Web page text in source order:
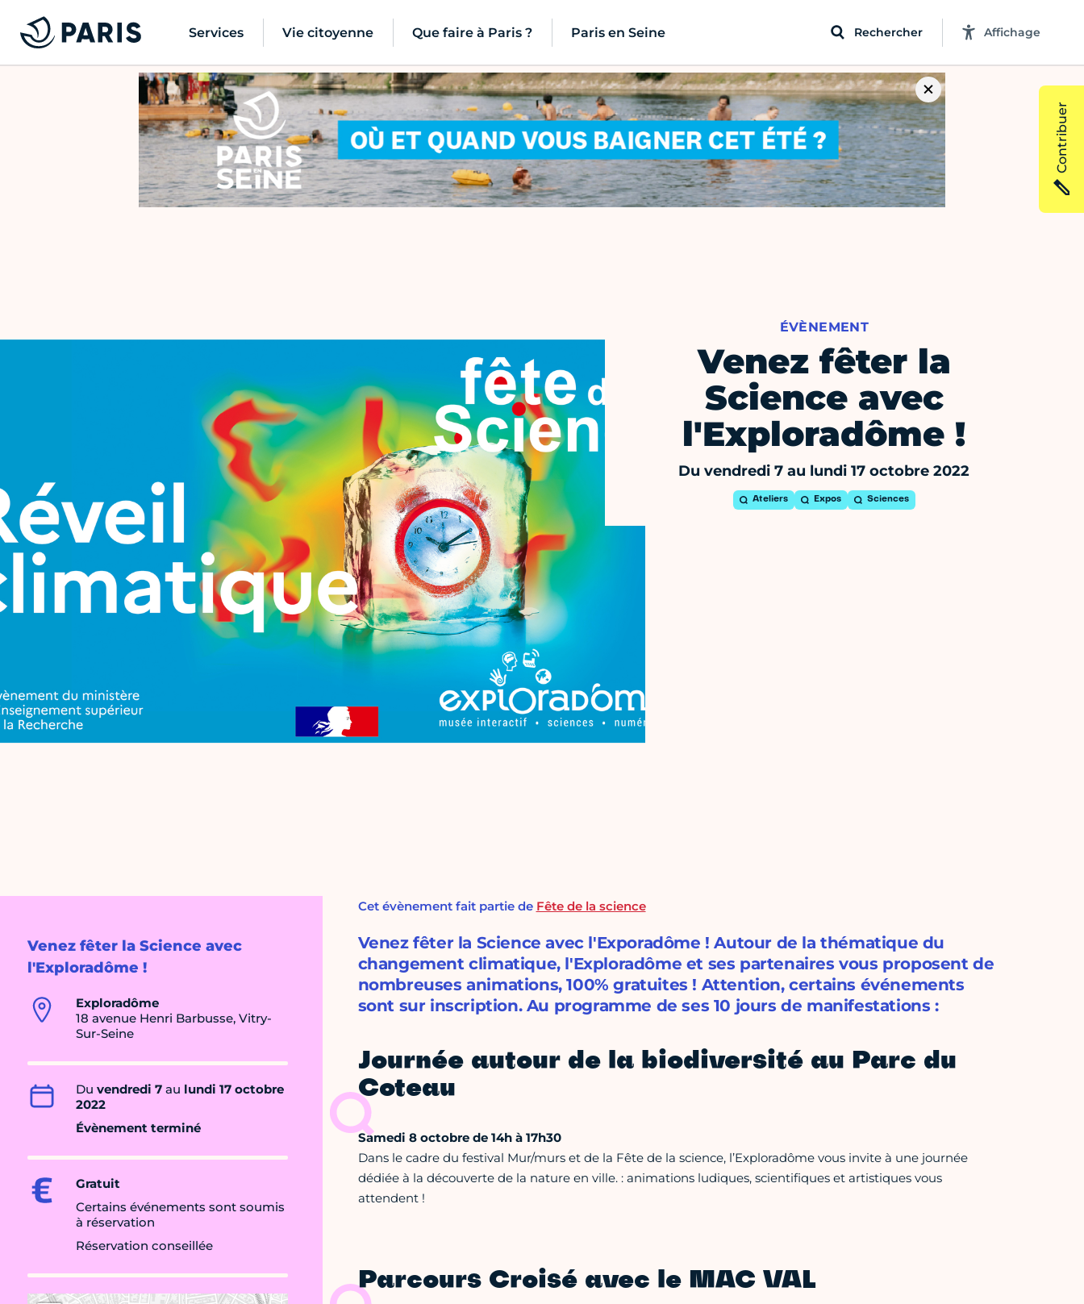
Services Vie citoyenne Que faire à Paris ? Paris en Seine Rechercher Affichage
ÉVÈNEMENT
Venez fêter la
Science avec
l'Exploradôme !
Du vendredi 7 au lundi 17 octobre 2022
Ateliers Expos Sciences
Venez fêter la Science avec
l'Exploradôme !
Exploradôme
18 avenue Henri Barbusse, Vitry-
Sur-Seine
Du vendredi 7 au lundi 17 octobre
2022
Évènement terminé
Gratuit
Certains événements sont soumis
à réservation
Réservation conseillée
Cet évènement fait partie de Fête de la science
Venez fêter la Science avec l'Exporadôme ! Autour de la thématique du
changement climatique, l'Exploradôme et ses partenaires vous proposent de
nombreuses animations, 100% gratuites ! Attention, certains événements
sont sur inscription. Au programme de ses 10 jours de manifestations :
Journée autour de la biodiversité au Parc du
Coteau
Samedi 8 octobre de 14h à 17h30
Dans le cadre du festival Mur/murs et de la Fête de la science, l’Exploradôme vous invite à une journée
dédiée à la découverte de la nature en ville. : animations ludiques, scientifiques et artistiques vous
attendent !
Parcours Croisé avec le MAC VAL
Contribuer